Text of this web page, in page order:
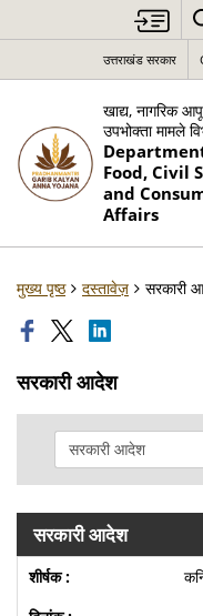
उत्तराखंड सरकार
खाद्य, नागरिक
उपभोक्ता मामले
Food, Civil
and
Affairs
मुख्य पृष्ठ दस्तावेज़ सरकारी
सरकारी आदेश
सरकारी आदेश